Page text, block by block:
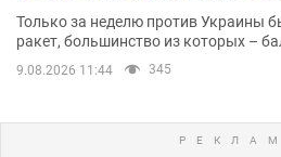
Одессе
Только за неделю против Украины
ракет, большинство из которых –
9.08.2026 11:44 345